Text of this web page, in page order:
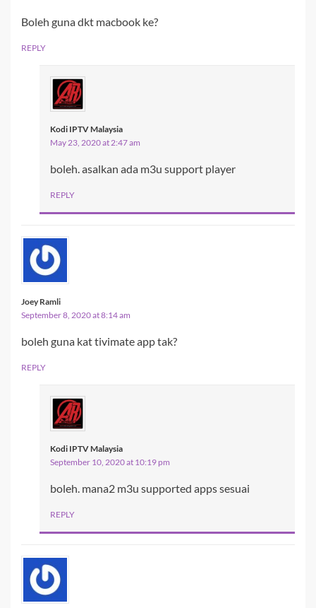
Boleh guna dkt macbook ke?
REPLY
Kodi IPTV Malaysia
May 23, 2020 at 2:47 am
boleh. asalkan ada m3u support player
REPLY
Joey Ramli
September 8, 2020 at 8:14 am
boleh guna kat tivimate app tak?
REPLY
Kodi IPTV Malaysia
September 10, 2020 at 10:19 pm
boleh. mana2 m3u supported apps sesuai
REPLY